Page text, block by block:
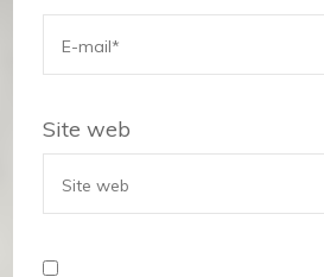
Site web